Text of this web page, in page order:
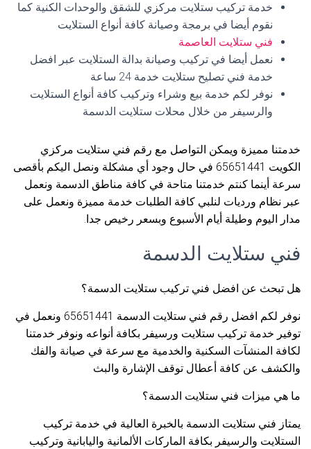
خدمة تركيب ستلايت مركزي للشقق والوحدات الكنية كما
نقوم أيضا في برمجة وصيانة كافة أنواع الستلايت
فني ستلايت العاصمة
نعمل أيضا في تركيب وصيانة بدالة الستلايت عبر افضل
خدمة فني تصليح ستلايت خدمة 24 ساعة
نوفر لكم خدمة بيع وشراء وتركيب كافة أنواع الستلايت
والرسيفر من خلال محلات ستلايت الدسمة
خدمتنا مميزة ويمكن التواصل مع رقم فني ستلايت مركزي
الكويت 65651441 في حال وجود أي مشكلة ونصل اليكم بأقصى
سرعة أينما كنتم خدمتنا متاحة في كافة مناطق الدسمة ونعمل
عبر نظام ورديات لنلبي كافة الطلبات خدمة مميزة ونعمل على
مدار اليوم وطيلة أيام الأسبوع وبسعر رخيص جدا.
فني ستلايت الدسمة
هل تبحث عن افضل فني تركيب ستلايت الدسمة؟
نوفر لكم افضل رقم فني ستلايت الدسمة 65651441 ونعمل في
توفير خدمة تركيب ستلايت ورسيفر بكافة أنواعه ونوفر خدمتنا
لكافة المنشآت السكنية والخدمية مع سرعة في صيانة والفك
والكشف عن كافة أعطال توقف الإشارة والبث
ما هي ميزات فني ستلايت الدسمة؟
يمتاز فني ستلايت الدسمة بالخبرة العالية في خدمة تركيب
الستلايت والرسيفر بكافة الماركات الألمانية واليابانية وتركيب